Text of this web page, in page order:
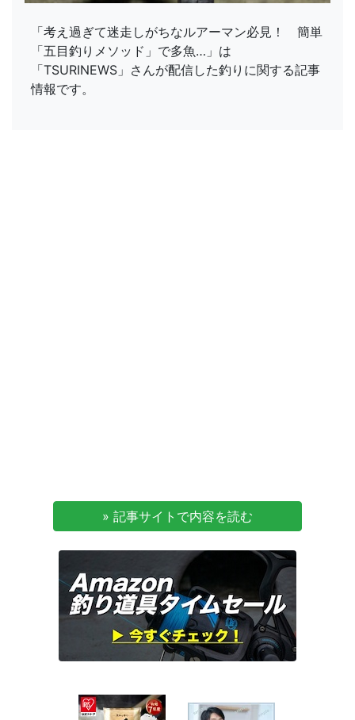
「考え過ぎて迷走しがちなルアーマン必見！ 簡単
「五目釣りメソッド」で多魚…」は
「TSURINEWS」さんが配信した釣りに関する記事
情報です。
» 記事サイトで内容を読む